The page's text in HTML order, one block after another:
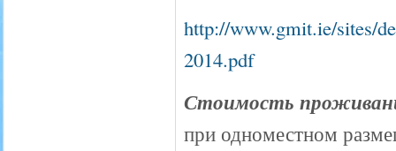
http://www.gmit.ie/sites/
2014.pdf
Стоимость
при одноместном